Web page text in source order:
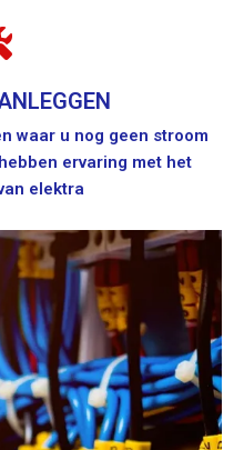
waar u nog geen stroom
ervaring met het
elektra